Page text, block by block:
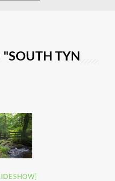
"SOUTH TYN